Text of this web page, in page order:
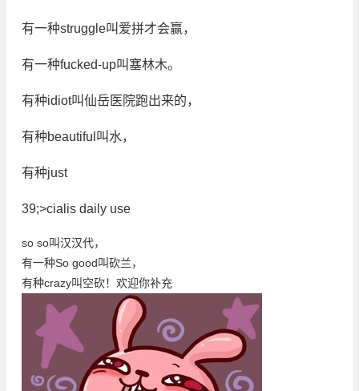
有一种struggle叫爱拼才会赢，
有一种fucked-up叫塞林木。
有种idiot叫仙岳医院跑出来的，
有种beautiful叫水，
有种just
39;>cialis daily use
so so叫汉汉代，
有一种So good叫砍兰，
有种crazy叫空砍！欢迎你补充